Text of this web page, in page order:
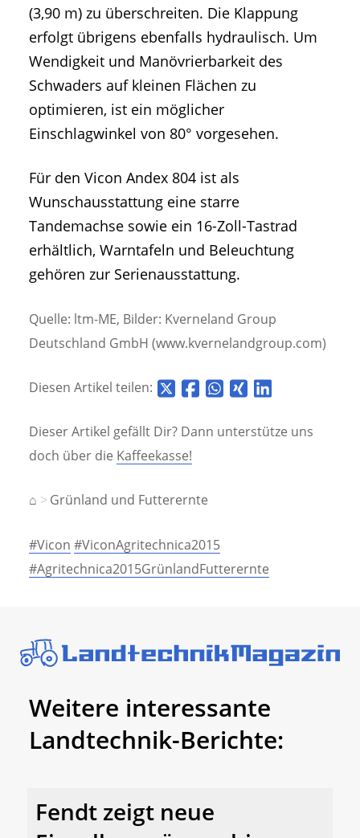
(3,90 m) zu überschreiten. Die Klappung
erfolgt übrigens ebenfalls hydraulisch. Um
Wendigkeit und Manövrierbarkeit des
Schwaders auf kleinen Flächen zu
optimieren, ist ein möglicher
Einschlagwinkel von 80° vorgesehen.
Für den Vicon Andex 804 ist als
Wunschausstattung eine starre
Tandemachse sowie ein 16-Zoll-Tastrad
erhältlich, Warntafeln und Beleuchtung
gehören zur Serienausstattung.
Quelle: ltm-ME, Bilder: Kverneland Group
Deutschland GmbH (www.kvernelandgroup.com)
Diesen Artikel teilen:
Dieser Artikel gefällt Dir? Dann unterstütze uns
doch über die Kaffeekasse!
⌂ Grünland und Futterernte
#Vicon #ViconAgritechnica2015
#Agritechnica2015GrünlandFutterernte
Weitere interessante
Landtechnik-Berichte:
Fendt zeigt neue